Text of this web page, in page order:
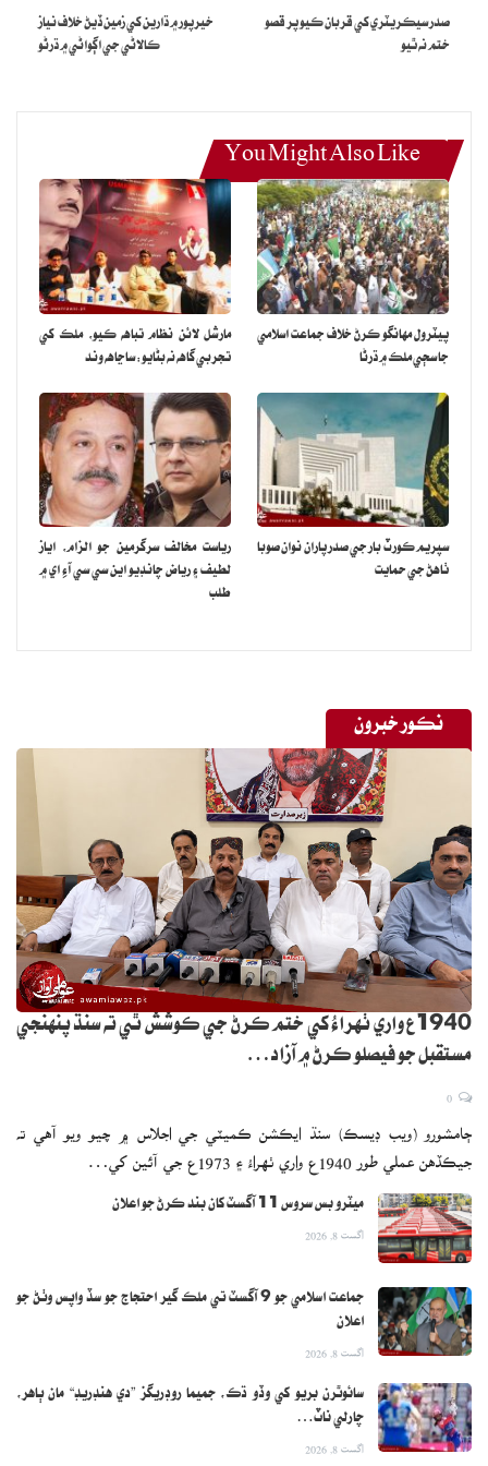
ڪري ورتو ،پوليس جو چوڻ آهي ته جوابدار مدرسي جي شاگرد تشدد ڪندڙ
سندس ڏاڏي خلاف قانوني ڪارروائي ڪئي پئي وڃي.
صدر سيڪريٽري کي قربان ڪيو پر قصو
ختم نه ٿيو
خيرپور ۾ ڌارين کي زمين ڏيڻ خلاف نياز
ڪالاڻي جي اڳواڻي ۾ ڌرڻو
You Might Also Like
پيٽرول مهانگو ڪرڻ خلاف جماعت اسلامي
جا سڄي ملڪ ۾ ڌرڻا
مارشل لائن نظام تباهه ڪيو، ملڪ کي
تجربي گاهه نه بڻايو: ساڃاهه وند
سپريم ڪورٽ بار جي صدر پاران نوان صوبا
ٺاهڻ جي حمايت
رياست مخالف سرگرمين جو الزام، اياز
لطيف ۽ رياض چانڊيو اين سي سي آءِ اي ۾
طلب
نڪور خبرون
1940ع واري ٺهراءُ کي ختم ڪرڻ جي ڪوشش ٿي ته سنڌ پنهنجي
مستقبل جو فيصلو ڪرڻ ۾ آزاد…
ڄامشورو (ويب ڊيسڪ) سنڌ ايڪشن ڪميٽي جي اجلاس ۾ چيو ويو آهي ته
جيڪڏهن عملي طور 1940ع واري ٺهراءُ ۽ 1973ع جي آئين کي…
ميٽرو بس سروس 11 آگسٽ کان بند ڪرڻ جو اعلان
اگست 8, 2026
جماعت اسلامي جو 9 آگسٽ تي ملڪ گير احتجاج جو سڏ واپس وٺڻ جو
اعلان
اگست 8, 2026
سائوٿرن بريو کي وڏو ڌڪ، جميما روڊريگز ”دي هنڊريڊ“ مان ٻاهر،
چارلي ناٽ…
اگست 8, 2026